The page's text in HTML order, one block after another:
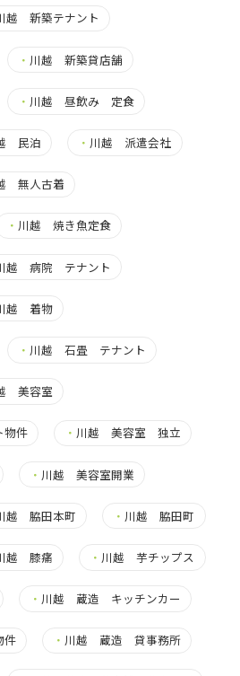
越 新築テナント
・ 川越 新築貸店舗
・ 川越 昼飲み 定食
民泊 ・ 川越 派遣会社
無人古着
・ 川越 焼き魚定食
越 病院 テナント
越 着物
・ 川越 石畳 テナント
美容室
件 ・ 川越 美容室 独立
・ 川越 美容室開業
越 脇田本町 ・ 川越 脇田町
越 膝痛 ・ 川越 芋チップス
・ 川越 蔵造 キッチンカー
件 ・ 川越 蔵造 貸事務所